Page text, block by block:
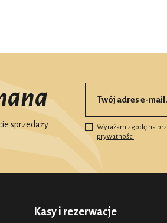
sprzedaży
Wyrażam zgodę na
prywatności
Kasy i rezerwacje